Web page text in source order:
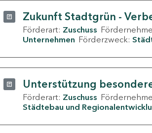
Zukunft Stadtgrün -
Förderart: Zuschuss
Unternehmen Förderzweck:
Unterstützung
Förderart: Zuschuss
Städtebau und